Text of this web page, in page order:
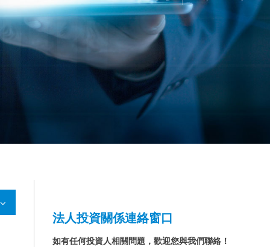
法人投資關係連絡窗口
如有任何投資人相關問題，歡迎您與我們聯絡！